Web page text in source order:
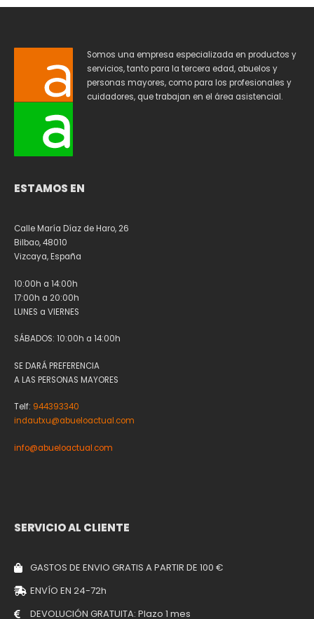
Somos una empresa especializada en productos y
servicios, tanto para la tercera edad, abuelos y
personas mayores, como para los profesionales y
cuidadores, que trabajan en el área asistencial.
ESTAMOS EN
Calle María Díaz de Haro, 26
Bilbao, 48010
Vizcaya, España
10:00h a 14:00h
17:00h a 20:00h
LUNES a VIERNES
SÁBADOS: 10:00h a 14:00h
SE DARÁ PREFERENCIA
A LAS PERSONAS MAYORES
Telf: 944393340
indautxu@abueloactual.com
info@abueloactual.com
SERVICIO AL CLIENTE
GASTOS DE ENVIO GRATIS A PARTIR DE 100 €
ENVÍO EN 24-72h
DEVOLUCIÓN GRATUITA: Plazo 1 mes